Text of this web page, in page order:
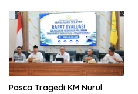
Pasca Tragedi KM Nurul